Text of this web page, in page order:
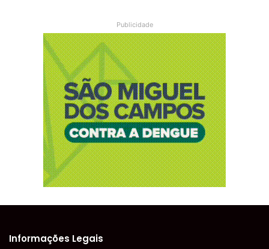
Publicidade
Informações Legais